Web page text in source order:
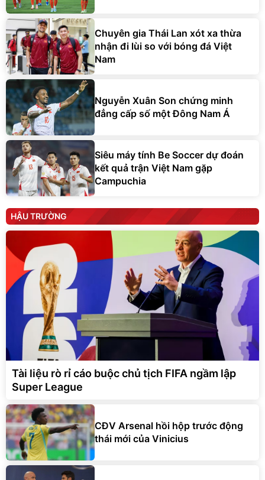
Chuyên gia Thái Lan xót xa thừa
nhận đi lùi so với bóng đá Việt
Nam
Nguyễn Xuân Son chứng minh
đẳng cấp số một Đông Nam Á
Siêu máy tính Be Soccer dự đoán
kết quả trận Việt Nam gặp
Campuchia
HẬU TRƯỜNG
Tài liệu rò rỉ cáo buộc chủ tịch FIFA ngầm lập
Super League
CĐV Arsenal hồi hộp trước động
thái mới của Vinicius